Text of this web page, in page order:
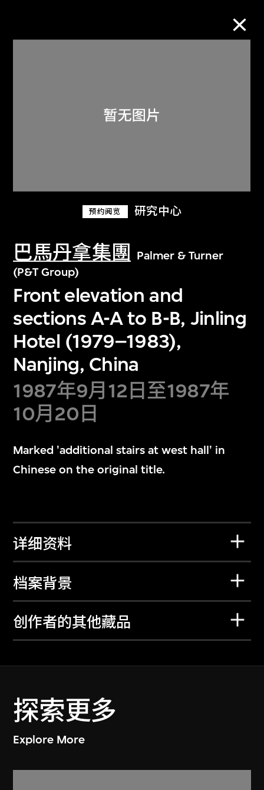
预约阅览 研究中心
巴馬丹拿集團
Palmer & Turner
(P&T Group)
Front elevation and
sections A-A to B-B, Jinling
Hotel (1979–1983),
Nanjing, China
1987年9月12日至1987年
10月20日
Marked 'additional stairs at west hall' in
Chinese on the original title.
详细资料
档案背景
创作者的其他藏品
探索更多
Explore More
关于M+藏品
探索世界顶级的二十及二十一世纪视觉
文化藏品。